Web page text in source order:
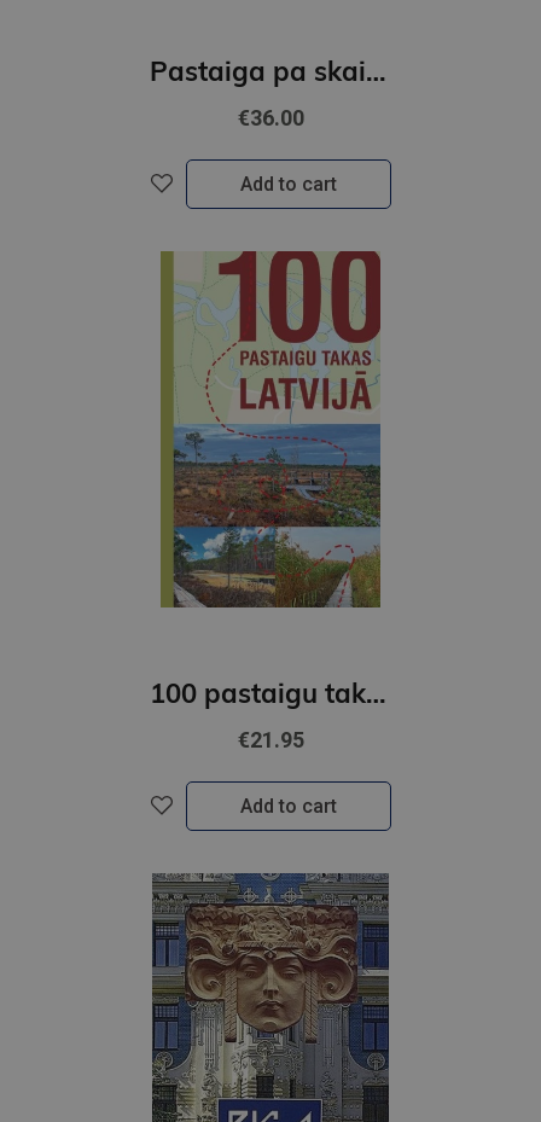
Pastaiga pa skaisto Rīgu
€36.00
Add to cart
100 pastaigu takas Latvijā
€21.95
Add to cart